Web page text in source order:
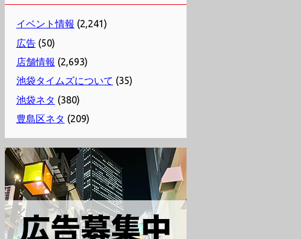
イベント情報 (2,241)
広告(50)
店舗情報 (2,693)
池袋タイムズについて (35)
池袋ネタ (380)
豊島区ネタ (209)